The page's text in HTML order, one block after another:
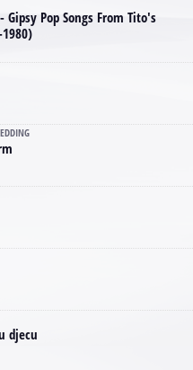
Gipsy Pop Songs From Tito's
djecu